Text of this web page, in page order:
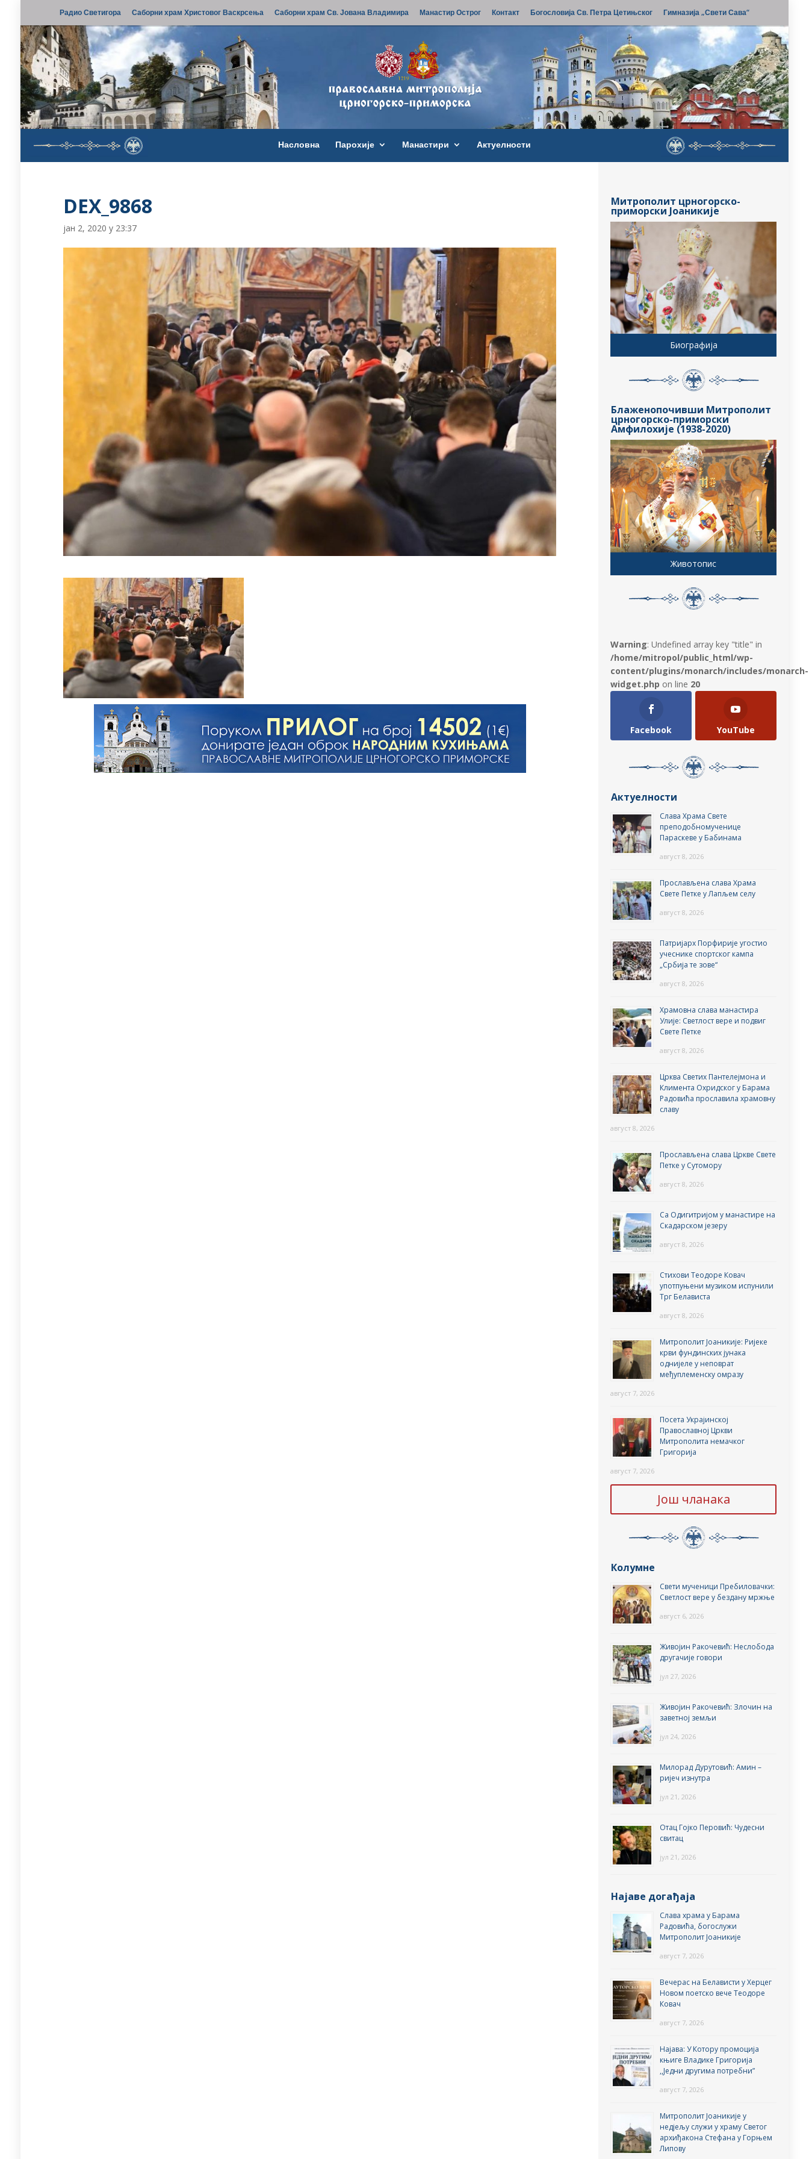
Радио Светигора Саборни храм Христовог Васкрсења Саборни храм Св. Јована Владимира Манастир Острог Контакт Богословија Св. Петра Цетињског Гимназија „Свети Сава“
Насловна Парохије Манастири Актуелности
DEX_9868
јан 2, 2020 у 23:37
Митрополит црногорско-
приморски Јоаникије
Биографија
Блаженопочивши Митрополит
црногорско-приморски
Амфилохије (1938-2020)
Животопис
Warning: Undefined array key "title" in
/home/mitropol/public_html/wp-
content/plugins/monarch/includes/monarch-
widget.php on line 20
Facebook YouTube
Актуелности
Слава Храма Свете
преподобномученице
Параскеве у Бабинама
август 8, 2026
Прослављена слава Храма
Свете Петке у Лапљем селу
август 8, 2026
Патријарх Порфирије угостио
учеснике спортског кампа
„Србија те зове“
август 8, 2026
Храмовна слава манастира
Улије: Светлост вере и подвиг
Свете Петке
август 8, 2026
Црква Светих Пантелејмона и
Климента Охридског у Барама
Радовића прославила храмовну
славу
август 8, 2026
Прослављена слава Цркве Свете
Петке у Сутомору
август 8, 2026
Са Одигитријом у манастире на
Скадарском језеру
август 8, 2026
Стихови Теодоре Ковач
употпуњени музиком испунили
Трг Белависта
август 8, 2026
Митрополит Јоаникије: Ријеке
крви фундинских јунака
однијеле у неповрат
међуплеменску омразу
август 7, 2026
Посета Украјинској
Православној Цркви
Митрополита немачког
Григорија
август 7, 2026
Још чланака
Колумне
Свети мученици Пребиловачки:
Светлост вере у бездану мржње
август 6, 2026
Живојин Ракочевић: Неслобода
другачије говори
јул 27, 2026
Живојин Ракочевић: Злочин на
заветној земљи
јул 24, 2026
Милорад Дурутовић: Амин –
ријеч изнутра
јул 21, 2026
Отац Гојко Перовић: Чудесни
свитац
јул 21, 2026
Најаве догађаја
Слава храма у Барама
Радовића, богослужи
Митрополит Јоаникије
август 7, 2026
Вечерас на Белависти у Херцег
Новом поетско вече Теодоре
Ковач
август 7, 2026
Најава: У Котору промоција
књиге Владике Григорија
,,Једни другима потребни”
август 7, 2026
Митрополит Јоаникије у
недјељу служи у храму Светог
архиђакона Стефана у Горњем
Липову